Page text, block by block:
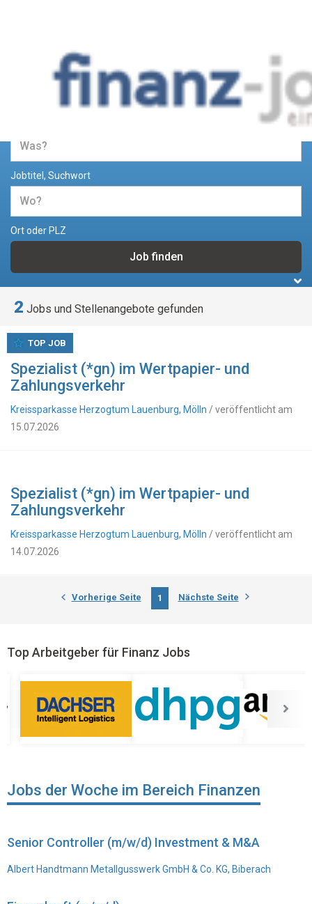
Jobs und Stellenangebote im
Bereich Finanzen
Jobtitel, Suchwort
Ort oder PLZ
2 Jobs und Stellenangebote gefunden
Spezialist (*gn) im Wertpapier- und
Zahlungsverkehr
Kreissparkasse Herzogtum Lauenburg, Mölln / veröffentlicht am
15.07.2026
TOP JOB
Spezialist (*gn) im Wertpapier- und
Zahlungsverkehr
Kreissparkasse Herzogtum Lauenburg, Mölln / veröffentlicht am
14.07.2026
Vorherige Seite 1 Nächste Seite
Top Arbeitgeber für Finanz Jobs
Jobs der Woche im Bereich Finanzen
Senior Controller (m/w/d) Investment & M&A
Albert Handtmann Metallgusswerk GmbH & Co. KG, Biberach